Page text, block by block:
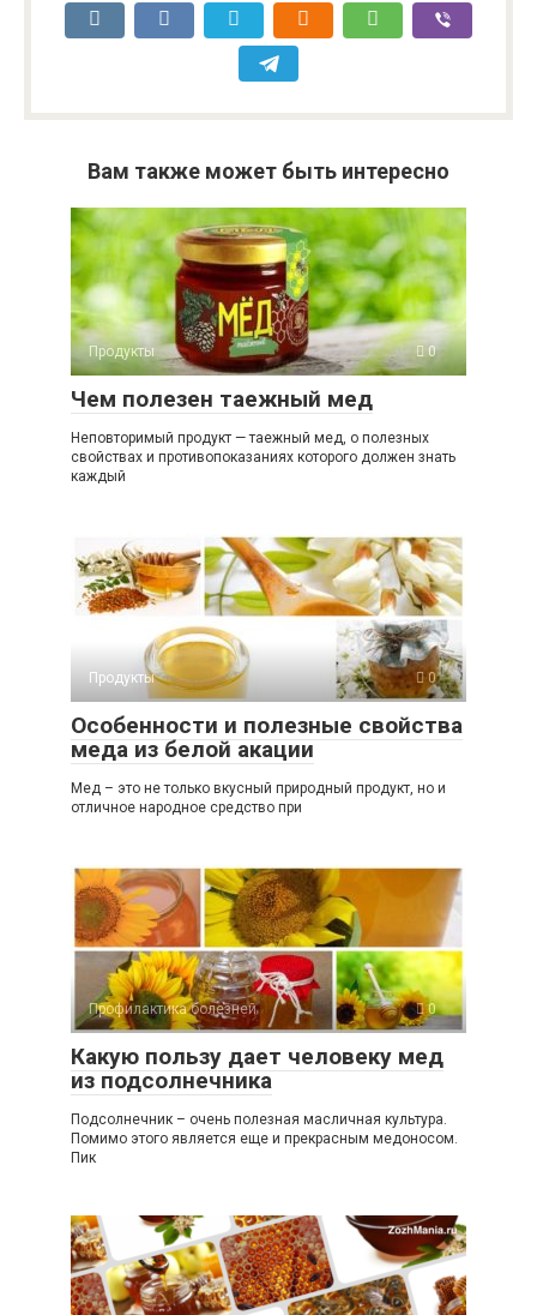
Вам также может быть интересно
Продукты 0
Чем полезен таежный мед
Неповторимый продукт — таежный мед, о полезных
свойствах и противопоказаниях которого должен знать
каждый
Продукты 0
Особенности и полезные свойства
меда из белой акации
Мед – это не только вкусный природный продукт, но и
отличное народное средство при
Профилактика болезней 0
Какую пользу дает человеку мед
из подсолнечника
Подсолнечник – очень полезная масличная культура.
Помимо этого является еще и прекрасным медоносом.
Пик